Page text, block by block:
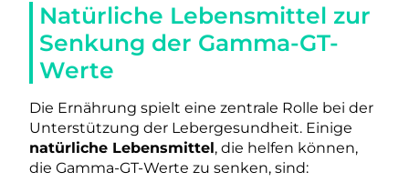
Natürliche Lebensmittel zur
Senkung der Gamma-GT-
Werte
Die Ernährung spielt eine zentrale Rolle bei der
Unterstützung der Lebergesundheit. Einige
natürliche Lebensmittel, die helfen können,
die Gamma-GT-Werte zu senken, sind: